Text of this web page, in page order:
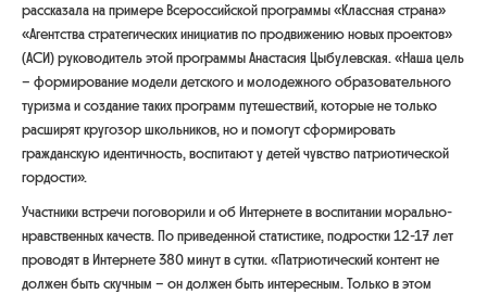
рассказала на примере Всероссийской программы «Классная страна»
«Агентства стратегических инициатив по продвижению новых проектов»
(АСИ) руководитель этой программы Анастасия Цыбулевская. «Наша цель
– формирование модели детского и молодежного образовательного
туризма и создание таких программ путешествий, которые не только
расширят кругозор школьников, но и помогут сформировать
гражданскую идентичность, воспитают у детей чувство патриотической
гордости».
Участники встречи поговорили и об Интернете в воспитании морально-
нравственных качеств. По приведенной статистике, подростки 12-17 лет
проводят в Интернете 380 минут в сутки. «Патриотический контент не
должен быть скучным – он должен быть интересным. Только в этом